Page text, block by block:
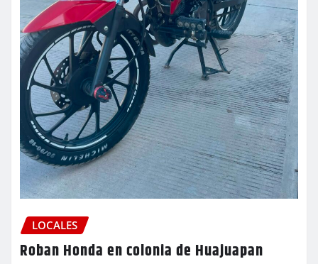
LOCALES
Roban Honda en colonia de Huajuapan